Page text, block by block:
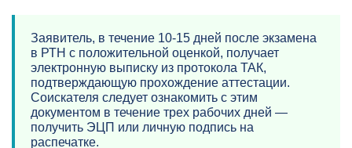
Заявитель, в течение 10-15 дней после экзамена
в РТН с положительной оценкой, получает
электронную выписку из протокола ТАК,
подтверждающую прохождение аттестации.
Соискателя следует ознакомить с этим
документом в течение трех рабочих дней —
получить ЭЦП или личную подпись на
распечатке.